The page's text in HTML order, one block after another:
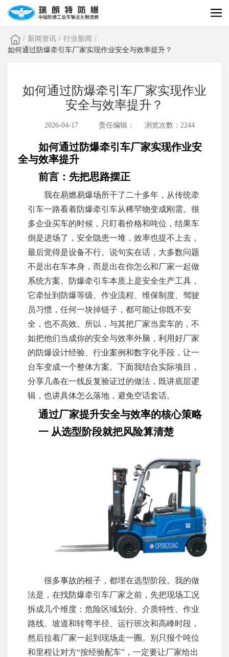
/ 新闻资讯 / 行业新闻 /
如何通过防爆牵引车厂家实现作业安全与效率提升？
如何通过防爆牵引车厂家实现作业
安全与效率提升？
2026-04-17 责任编辑： 浏览次数：2244
如何通过防爆牵引车厂家实现作业安
全与效率提升
前言：先把思路摆正
我在易燃易爆场所干了二十多年，从传统牵
引车一路看着防爆牵引车从稀罕物变成刚需。很
多企业买车的时候，只盯着价格和吨位，结果车
倒是进场了，安全隐患一堆，效率也提不上去，
最后觉得是设备不行。说句实在话，大多数问题
不是出在车本身，而是出在你怎么和厂家一起做
系统方案。防爆牵引车本质上是安全生产工具，
它牵扯到防爆等级、作业流程、维保制度、驾驶
员习惯，任何一块掉链子，都可能让你既不安
全，也不高效。所以，与其把厂家当卖车的，不
如把他们当成你的安全与效率外脑，利用好厂家
的防爆设计经验、行业案例和数字化手段，让一
台车变成一个整体方案。下面我结合实际项目，
分享几条在一线反复验证过的做法，既讲底层逻
辑，也讲具体怎么落地，避免空话套话。
通过厂家提升安全与效率的核心策略
一 从选型阶段就把风险算清楚
很多事故的根子，都埋在选型阶段。我的做
法是，在找防爆牵引车厂家之前，先把现场工况
拆成几个维度：危险区域划分、介质特性、作业
路线、坡道和转弯半径、运行班次和高峰时段，
然后拉着厂家一起到现场走一圈。别只报个吨位
和里程让对方“按经验配车”，一定要让厂家给出